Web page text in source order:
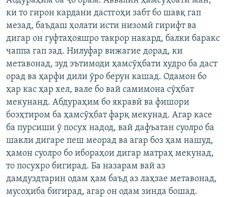
ки то гирон кардани дастгоҳи забт бо шавқ гап
мезад, баъдаш ҳолати исти низомӣ гирифт ва
дигар он гуфтаҳояшро такрор накард, балки баракс
чаппа гап зад. Нилуфар вижагие дорад, ки
метавонад, зуд эътимоди ҳамсӯҳбати худро ба даст
орад ва ҳарфи дили ӯро берун кашад. Одамон бо
ҳар кас ҳар хел, вале бо вай самимона сӯҳбат
мекунанд. Абдураҳим бо якравӣ ва фишори
боэҳтиром ба ҳамсӯҳбат фарқ мекунад. Агар касе
ба пурсиши ӯ посух надод, вай дафъатан суолро ба
шакли дигаре пеш меорад ва агар боз ҳам нашуд,
ҳамон суолро бо ибораҳои дигар матраҳ мекунад,
то посухро бигирад. Ба назарам вай аз
дамдуздтарин одам ҳам баъд аз лаҳзае метавонад,
мусоҳиба бигирад, агар он одам зинда бошад.